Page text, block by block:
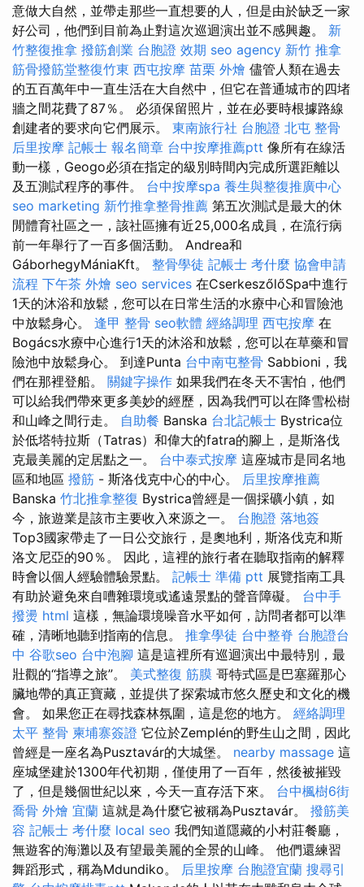
意做大自然，並帶走那些一直想要的人，但是由於缺乏一家
好公司，他們到目前為止對這次巡迴演出並不感興趣。 新
竹整復推拿 撥筋創業 台胞證 效期 seo agency 新竹 推拿
筋骨撥筋堂整復竹東 西屯按摩 苗栗 外燴 儘管人類在過去
的五百萬年中一直生活在大自然中，但它在普通城市的四堵
牆之間花費了87％。 必須保留照片，並在必要時根據路線
創建者的要求向它們展示。 東南旅行社 台胞證 北屯 整骨
后里按摩 記帳士 報名簡章 台中按摩推薦ptt 像所有在線活
動一樣，Geogo必須在指定的級別時間內完成所選距離以
及五測試程序的事件。 台中按摩spa 養生與整復推廣中心
seo marketing 新竹推拿整骨推薦 第五次測試是最大的休
閒體育社區之一，該社區擁有近25,000名成員，在流行病
前一年舉行了一百多個活動。 Andrea和
GáborhegyMániaKft。 整骨學徒 記帳士 考什麼 協會申請
流程 下午茶 外燴 seo services 在CserkeszőlőSpa中進行
1天的沐浴和放鬆，您可以在日常生活的水療中心和冒險池
中放鬆身心。 逢甲 整骨 seo軟體 經絡調理 西屯按摩 在
Bogács水療中心進行1天的沐浴和放鬆，您可以在草藥和冒
險池中放鬆身心。 到達Punta 台中南屯整骨 Sabbioni，我
們在那裡登船。 關鍵字操作 如果我們在冬天不害怕，他們
可以給我們帶來更多美妙的經歷，因為我們可以在降雪松樹
和山峰之間行走。 自助餐 Banska 台北記帳士 Bystrica位
於低塔特拉斯（Tatras）和偉大的fatra的腳上，是斯洛伐
克最美麗的定居點之一。 台中泰式按摩 這座城市是同名地
區和地區 撥筋 - 斯洛伐克中心的中心。 后里按摩推薦
Banska 竹北推拿整復 Bystrica曾經是一個採礦小鎮，如
今，旅遊業是該市主要收入來源之一。 台胞證 落地簽
Top3國家帶走了一日公交旅行，是奧地利，斯洛伐克和斯
洛文尼亞的90％。 因此，這裡的旅行者在聽取指南的解釋
時會以個人經驗體驗景點。 記帳士 準備 ptt 展覽指南工具
有助於避免來自嘈雜環境或遙遠景點的聲音障礙。 台中手
撥燙 html 這樣，無論環境噪音水平如何，訪問者都可以準
確，清晰地聽到指南的信息。 推拿學徒 台中整脊 台胞證台
中 谷歌seo 台中泡腳 這是這裡所有巡迴演出中最特別，最
壯觀的“指導之旅”。 美式整復 筋膜 哥特式區是巴塞羅那心
臟地帶的真正寶藏，並提供了探索城市悠久歷史和文化的機
會。 如果您正在尋找森林氛圍，這是您的地方。 經絡調理
太平 整骨 柬埔寨簽證 它位於Zemplén的野生山之間，因此
曾經是一座名為Pusztavár的大城堡。 nearby massage 這
座城堡建於1300年代初期，僅使用了一百年，然後被摧毀
了，但是幾個世紀以來，今天一直存活下來。 台中楓樹6街
喬骨 外燴 宜蘭 這就是為什麼它被稱為Pusztavár。 撥筋美
容 記帳士 考什麼 local seo 我們知道隱藏的小村莊餐廳，
無遊客的海灘以及有望最美麗的全景的山峰。 他們還練習
舞蹈形式，稱為Mdundiko。 后里按摩 台胞證宜蘭 搜尋引